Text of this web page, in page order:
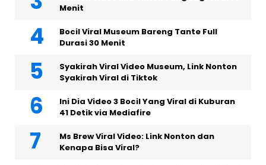
Menit
Bocil Viral Museum Bareng Tante Full
Durasi 30 Menit
Syakirah Viral Video Museum, Link Nonton
Syakirah Viral di Tiktok
Ini Dia Video 3 Bocil Yang Viral di Kuburan
41 Detik via Mediafire
Ms Brew Viral Video: Link Nonton dan
Kenapa Bisa Viral?